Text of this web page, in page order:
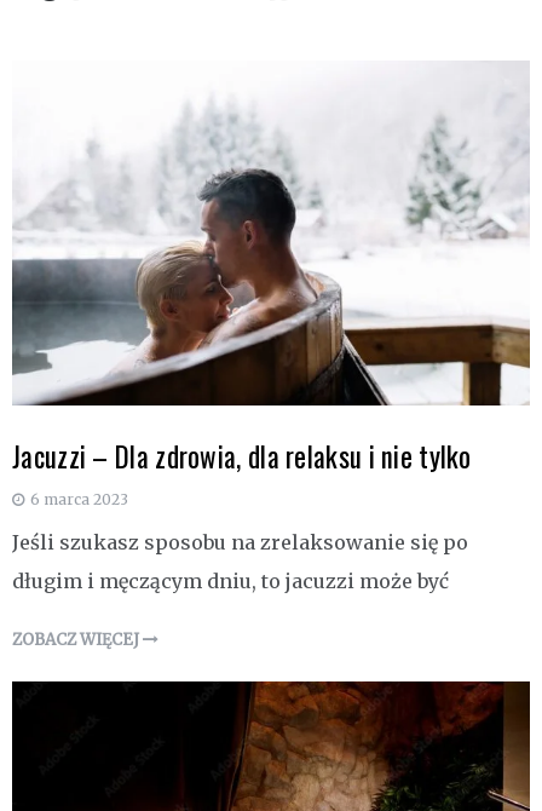
Jacuzzi – Dla zdrowia, dla relaksu i nie tylko
6 marca 2023
Jeśli szukasz sposobu na zrelaksowanie się po
długim i męczącym dniu, to jacuzzi może być
ZOBACZ WIĘCEJ